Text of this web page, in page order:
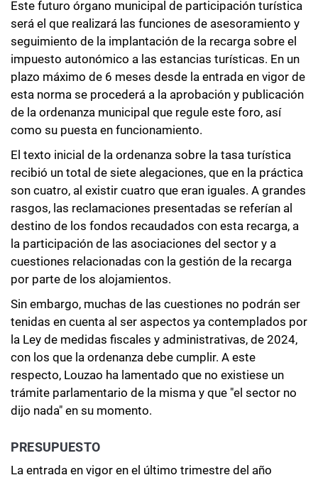
Este futuro órgano municipal de participación turística
será el que realizará las funciones de asesoramiento y
seguimiento de la implantación de la recarga sobre el
impuesto autonómico a las estancias turísticas. En un
plazo máximo de 6 meses desde la entrada en vigor de
esta norma se procederá a la aprobación y publicación
de la ordenanza municipal que regule este foro, así
como su puesta en funcionamiento.
El texto inicial de la ordenanza sobre la tasa turística
recibió un total de siete alegaciones, que en la práctica
son cuatro, al existir cuatro que eran iguales. A grandes
rasgos, las reclamaciones presentadas se referían al
destino de los fondos recaudados con esta recarga, a
la participación de las asociaciones del sector y a
cuestiones relacionadas con la gestión de la recarga
por parte de los alojamientos.
Sin embargo, muchas de las cuestiones no podrán ser
tenidas en cuenta al ser aspectos ya contemplados por
la Ley de medidas fiscales y administrativas, de 2024,
con los que la ordenanza debe cumplir. A este
respecto, Louzao ha lamentado que no existiese un
trámite parlamentario de la misma y que "el sector no
dijo nada" en su momento.
PRESUPUESTO
La entrada en vigor en el último trimestre del año